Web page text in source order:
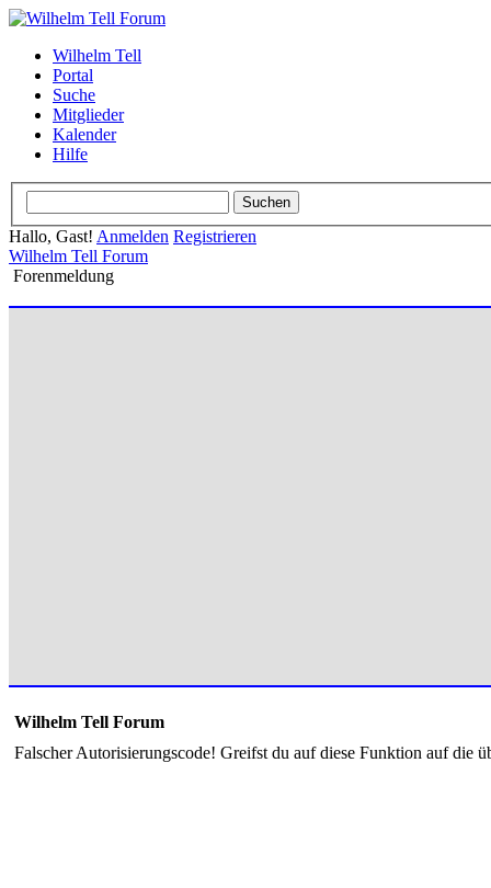
Wilhelm Tell
Portal
Suche
Mitglieder
Kalender
Hilfe
Hallo, Gast! Anmelden Registrieren
Wilhelm Tell Forum
Forenmeldung
Wilhelm Tell Forum
Falscher Autorisierungscode! Greifst du auf diese Funktion auf die